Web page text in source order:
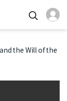
the Will of the